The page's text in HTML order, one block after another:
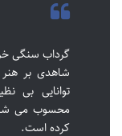
شاهدی بر هنر
توانایی بی
محسوب می شود
کرده است.